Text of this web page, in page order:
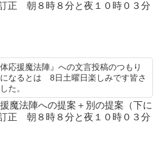
正 朝８時８分と夜１０時０３分
応援魔法陣』への文言投稿のつもり
なるとは 8日土曜日楽しみです皆さ
した。
魔法陣への提案＋別の提案（下に
正 朝８時８分と夜１０時０３分